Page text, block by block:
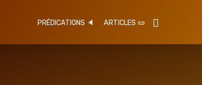
PRÉDICATIONS 🔈 ARTICLES 📜